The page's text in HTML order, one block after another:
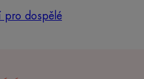
pro dospělé